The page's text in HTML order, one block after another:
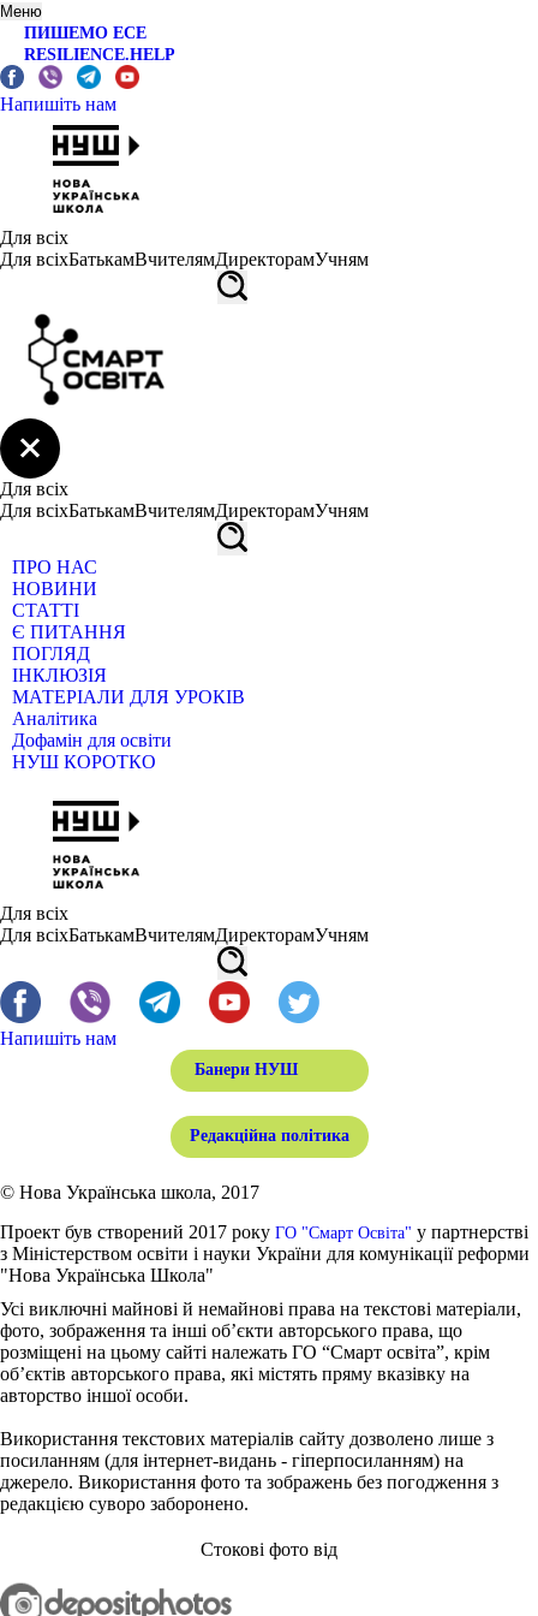
Меню
ПИШЕМО ЕСЕ
RESILIENCE.HELP
Напишіть нам
Для всіх
Для всіхБатькамВчителямДиректорамУчням
Для всіх
Для всіхБатькамВчителямДиректорамУчням
ПРО НАС
НОВИНИ
СТАТТІ
Є ПИТАННЯ
ПОГЛЯД
ІНКЛЮЗІЯ
МАТЕРІАЛИ ДЛЯ УРОКІВ
Аналітика
Дофамін для освіти
НУШ КОРОТКО
Для всіх
Для всіхБатькамВчителямДиректорамУчням
Напишіть нам
Банери НУШ
Редакційна політика
© Нова Українська школа, 2017
Проект був створений 2017 року ГО "Смарт Освіта" у партнерстві
з Міністерством освіти і науки України для комунікації реформи
"Нова Українська Школа"
Усі виключні майнові й немайнові права на текстові матеріали,
фото, зображення та інші об’єкти авторського права, що
розміщені на цьому сайті належать ГО “Смарт освіта”, крім
об’єктів авторського права, які містять пряму вказівку на
авторство іншої особи.
Використання текстових матеріалів сайту дозволено лише з
посиланням (для інтернет-видань - гіперпосиланням) на
джерело. Використання фото та зображень без погодження з
редакцією суворо заборонено.
Стокові фото від